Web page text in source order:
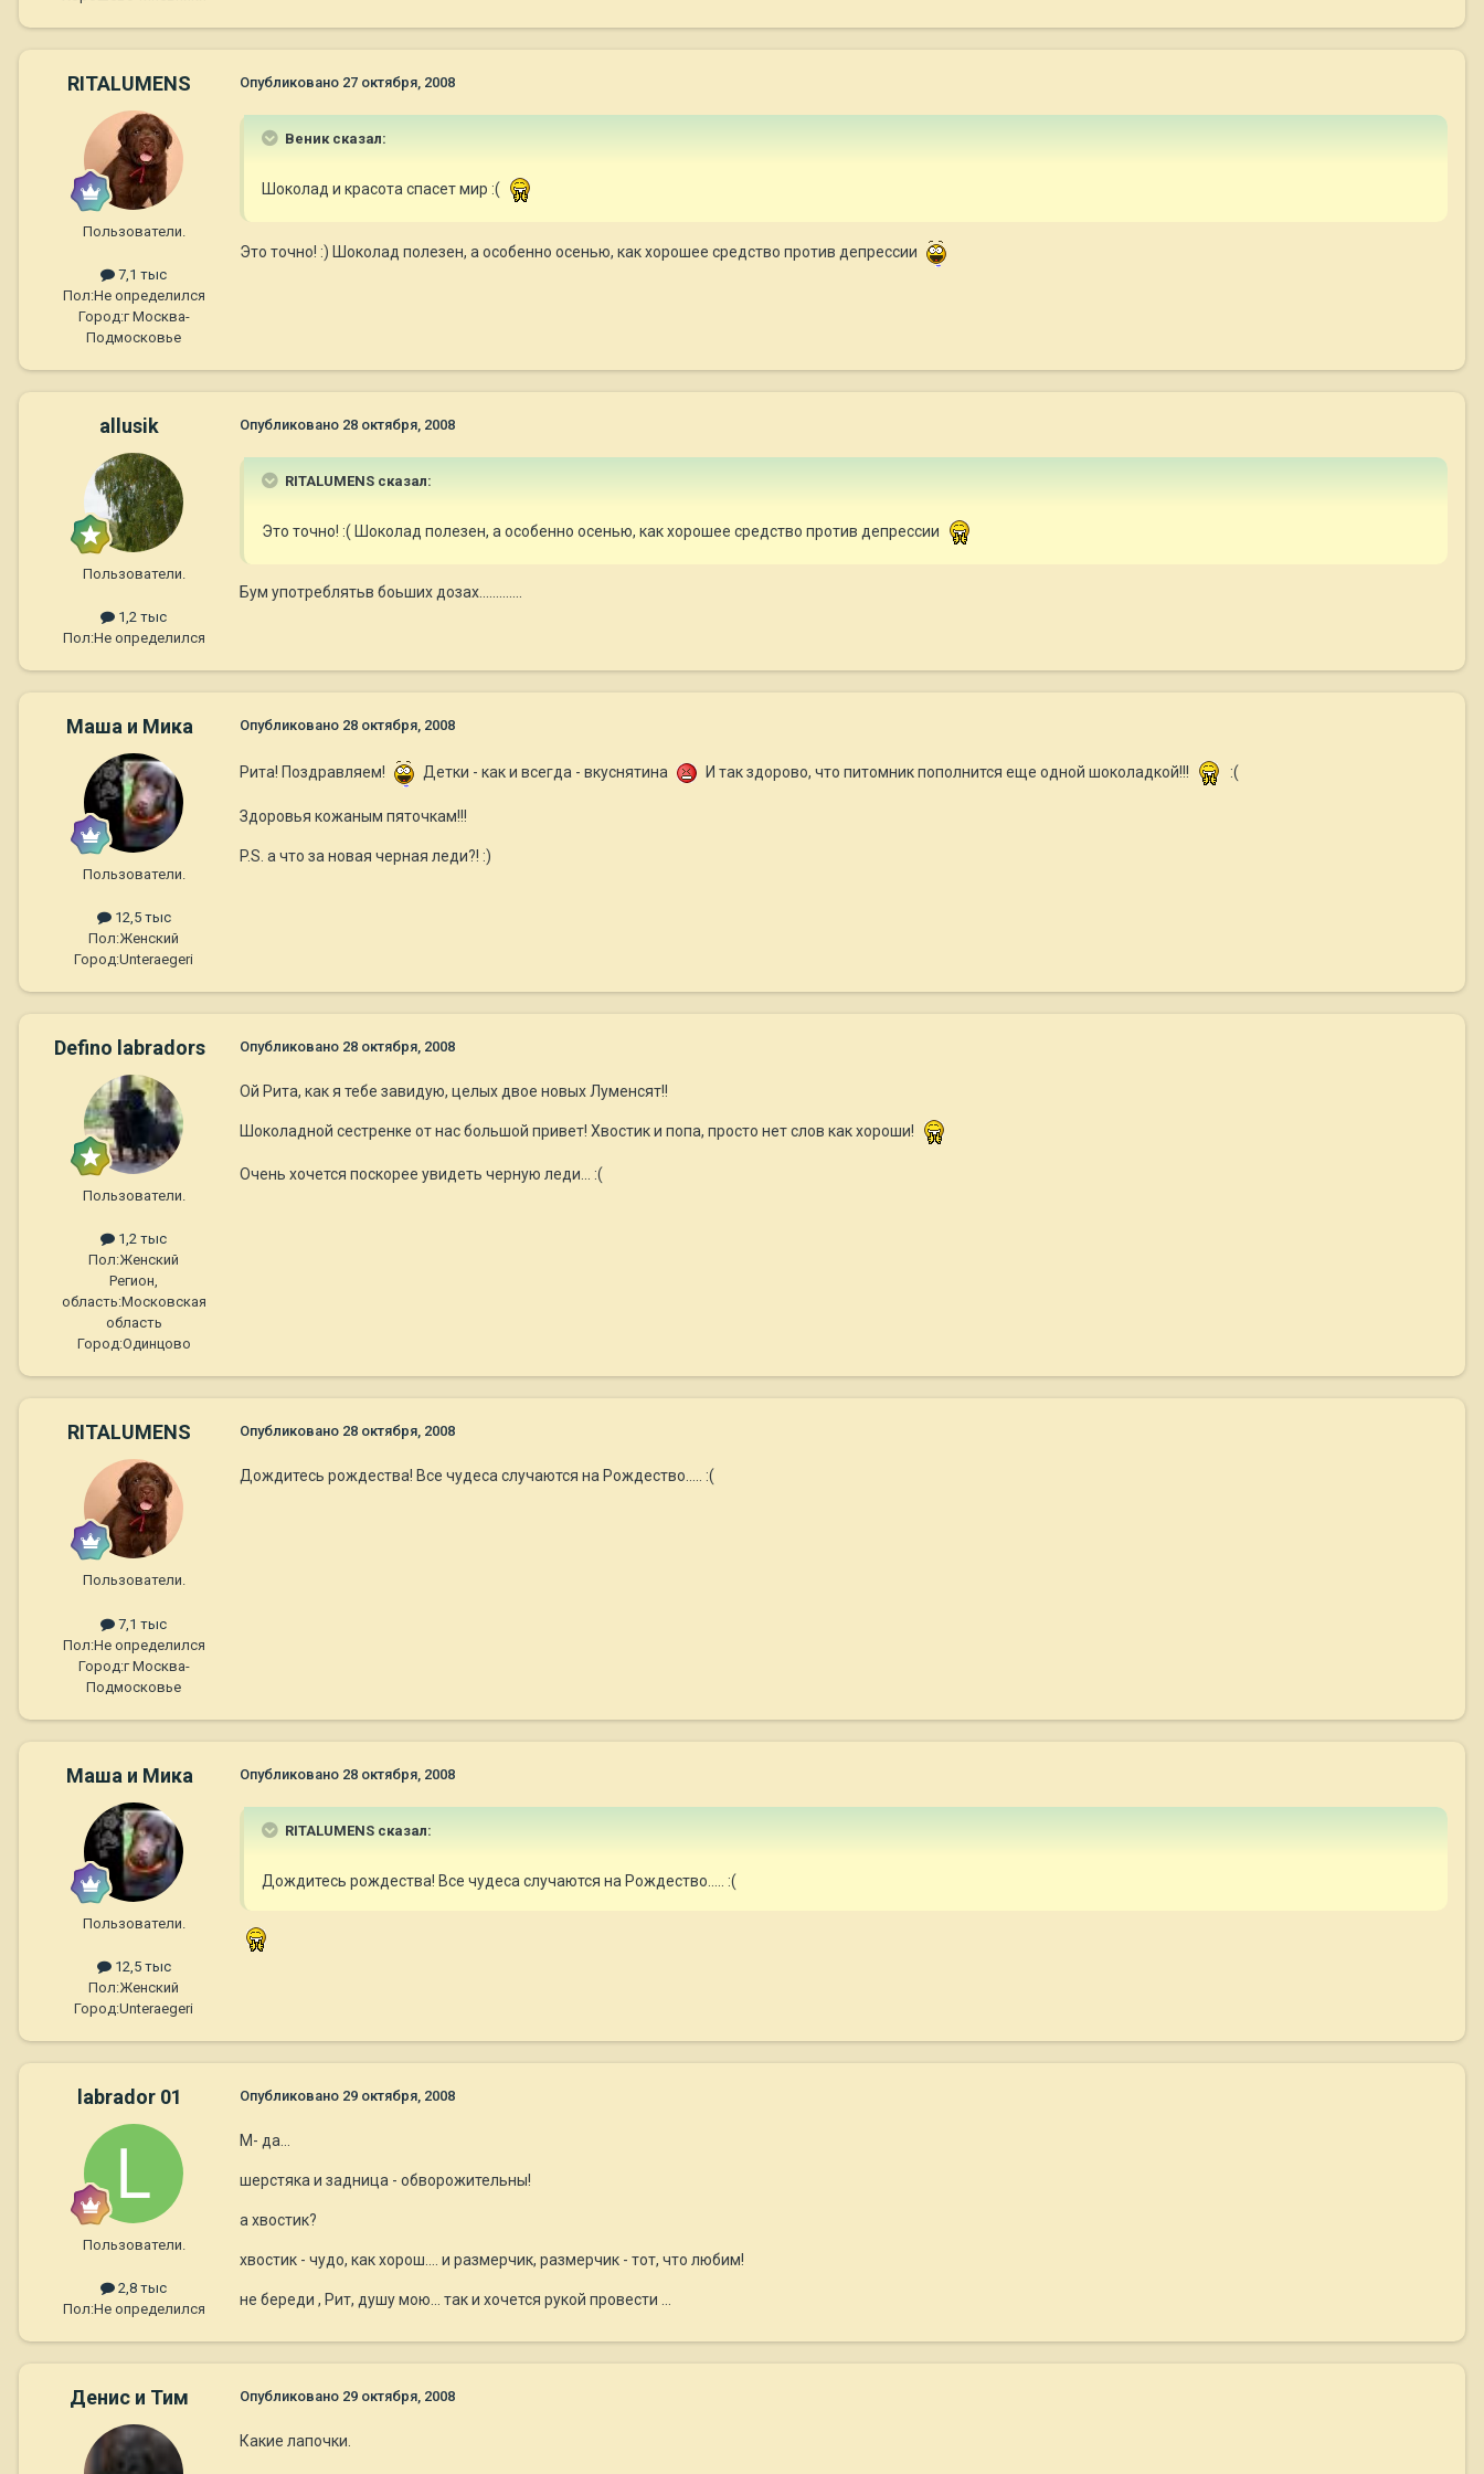
RITALUMENS
Пользователи.
7,1 тыс
Пол:Не определился
Город:г Москва-
Подмосковье
Опубликовано 27 октября, 2008
Веник сказал:
Шоколад и красота спасет мир :(
Это точно! :) Шоколад полезен, а особенно осенью, как хорошее средство против депрессии
allusik
Пользователи.
1,2 тыс
Пол:Не определился
Опубликовано 28 октября, 2008
RITALUMENS сказал:
Это точно! :( Шоколад полезен, а особенно осенью, как хорошее средство против депрессии
Бум употреблятьв боьших дозах.............
Маша и Мика
Пользователи.
12,5 тыс
Пол:Женский
Город:Unteraegeri
Опубликовано 28 октября, 2008
Рита! Поздравляем! Детки - как и всегда - вкуснятина И так здорово, что питомник пополнится еще одной шоколадкой!!! :(
Здоровья кожаным пяточкам!!!
P.S. а что за новая черная леди?! :)
Defino labradors
Пользователи.
1,2 тыс
Пол:Женский
Регион,
область:Московская
область
Город:Одинцово
Опубликовано 28 октября, 2008
Ой Рита, как я тебе завидую, целых двое новых Луменсят!!
Шоколадной сестренке от нас большой привет! Хвостик и попа, просто нет слов как хороши!
Очень хочется поскорее увидеть черную леди... :(
RITALUMENS
Пользователи.
7,1 тыс
Пол:Не определился
Город:г Москва-
Подмосковье
Опубликовано 28 октября, 2008
Дождитесь рождества! Все чудеса случаются на Рождество..... :(
Маша и Мика
Пользователи.
12,5 тыс
Пол:Женский
Город:Unteraegeri
Опубликовано 28 октября, 2008
RITALUMENS сказал:
Дождитесь рождества! Все чудеса случаются на Рождество..... :(
labrador 01
Пользователи.
2,8 тыс
Пол:Не определился
Опубликовано 29 октября, 2008
М- да...
шерстяка и задница - обворожительны!
а хвостик?
хвостик - чудо, как хорош.... и размерчик, размерчик - тот, что любим!
не береди , Рит, душу мою... так и хочется рукой провести ...
Денис и Тим Опубликовано 29 октября, 2008
Какие лапочки.